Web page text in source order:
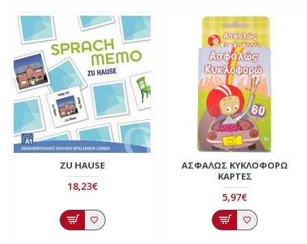
ZU HAUSE
18,23€
ΑΣΦΑΛΏΣ ΚΥΚΛΟΦΟΡΏ
ΚΆΡΤΕΣ
5,97€